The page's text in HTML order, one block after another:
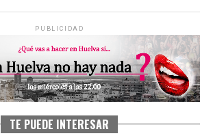
PUBLICIDAD
TE PUEDE INTERESAR